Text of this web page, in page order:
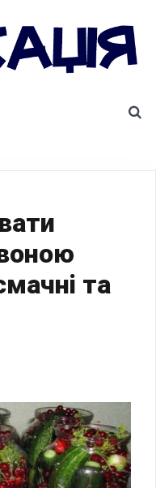
та